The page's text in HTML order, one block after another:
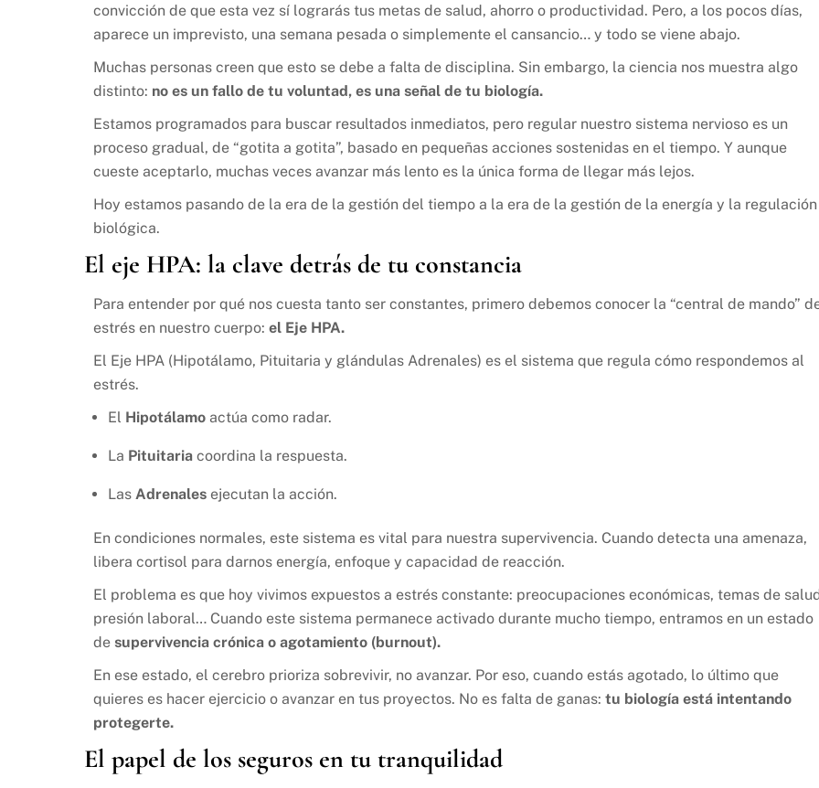
convicción de que esta vez sí lograrás tus metas de salud, ahorro o productividad. Pero, a los pocos días,
aparece un imprevisto, una semana pesada o simplemente el cansancio… y todo se viene abajo.
Muchas personas creen que esto se debe a falta de disciplina. Sin embargo, la ciencia nos muestra algo
distinto: no es un fallo de tu voluntad, es una señal de tu biología.
Estamos programados para buscar resultados inmediatos, pero regular nuestro sistema nervioso es un
proceso gradual, de “gotita a gotita”, basado en pequeñas acciones sostenidas en el tiempo. Y aunque
cueste aceptarlo, muchas veces avanzar más lento es la única forma de llegar más lejos.
Hoy estamos pasando de la era de la gestión del tiempo a la era de la gestión de la energía y la regulación
biológica.
El eje HPA: la clave detrás de tu constancia
Para entender por qué nos cuesta tanto ser constantes, primero debemos conocer la “central de mando”
estrés en nuestro cuerpo: el Eje HPA.
El Eje HPA (Hipotálamo, Pituitaria y glándulas Adrenales) es el sistema que regula cómo respondemos al
estrés.
El Hipotálamoactúa como radar.
La Pituitariacoordina la respuesta.
Las Adrenalesejecutan la acción.
En condiciones normales, este sistema es vital para nuestra supervivencia. Cuando detecta una amenaza,
libera cortisol para darnos energía, enfoque y capacidad de reacción.
El problema es que hoy vivimos expuestos a estrés constante: preocupaciones económicas, temas de
presión laboral… Cuando este sistema permanece activado durante mucho tiempo, entramos en un estado
de supervivencia crónica o agotamiento (burnout).
En ese estado, el cerebro prioriza sobrevivir, no avanzar. Por eso, cuando estás agotado, lo último que
quieres es hacer ejercicio o avanzar en tus proyectos. No es falta de ganas: tu biología está intentando
protegerte.
El papel de los seguros en tu tranquilidad